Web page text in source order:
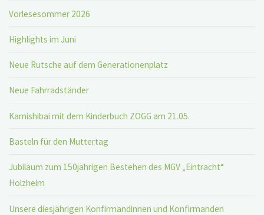
Vorlesesommer 2026
Highlights im Juni
Neue Rutsche auf dem Generationenplatz
Neue Fahrradständer
Kamishibai mit dem Kinderbuch ZOGG am 21.05.
Basteln für den Muttertag
Jubiläum zum 150jährigen Bestehen des MGV „Eintracht“
Holzheim
Unsere diesjährigen Konfirmandinnen und Konfirmanden